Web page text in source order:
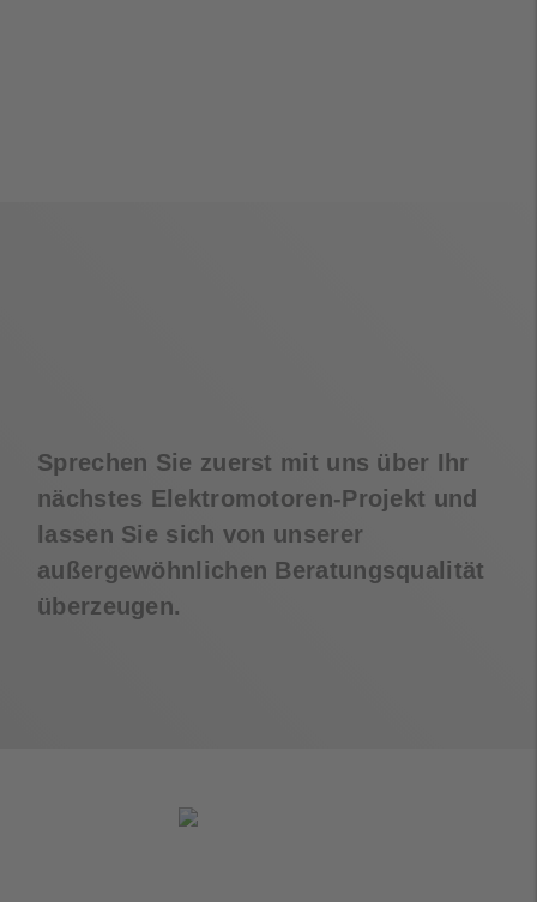
Sprechen Sie zuerst mit uns über Ihr
nächstes Elektromotoren-Projekt und
lassen Sie sich von unserer
außergewöhnlichen Beratungsqualität
überzeugen.